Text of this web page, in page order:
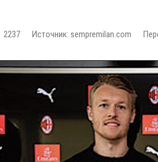
2237 Источник: sempremilan.com